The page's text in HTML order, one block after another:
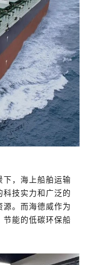
下，海上船舶运输
科技实力和广泛的
源。而海德威作为
节能的低碳环保船